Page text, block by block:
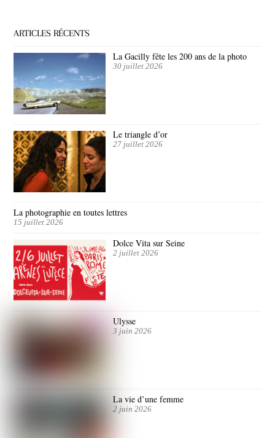
ARTICLES RÉCENTS
La Gacilly fête les 200 ans de la photo
30 juillet 2026
Le triangle d’or
27 juillet 2026
La photographie en toutes lettres
15 juillet 2026
Dolce Vita sur Seine
2 juillet 2026
Ulysse
3 juin 2026
La vie d’une femme
2 juin 2026